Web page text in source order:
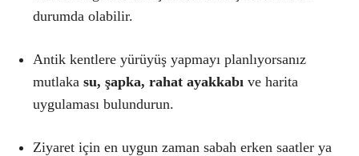
durumda olabilir.
Antik kentlere yürüyüş yapmayı planlıyorsanız
mutlaka su, şapka, rahat ayakkabı ve harita
uygulaması bulundurun.
Ziyaret için en uygun zaman sabah erken saatler ya